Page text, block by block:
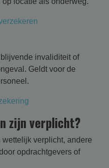
invaliditeit of
Geldt voor de
zijn verplicht?
verplicht, andere
opdrachtgevers of